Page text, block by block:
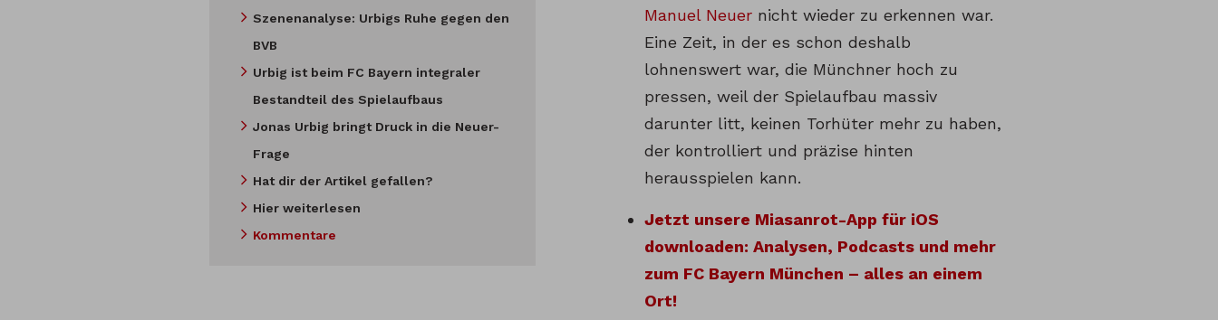
Szenenanalyse: Urbigs Ruhe gegen den
BVB
Urbig ist beim FC Bayern integraler
Bestandteil des Spielaufbaus
Jonas Urbig bringt Druck in die Neuer-
Frage
Hat dir der Artikel gefallen?
Hier weiterlesen
Kommentare
Manuel Neuer nicht wieder zu erkennen war.
Eine Zeit, in der es schon deshalb
lohnenswert war, die Münchner hoch zu
pressen, weil der Spielaufbau massiv
darunter litt, keinen Torhüter mehr zu haben,
der kontrolliert und präzise hinten
herausspielen kann.
Jetzt unsere Miasanrot-App für iOS
downloaden: Analysen, Podcasts und mehr
zum FC Bayern München – alles an einem
Ort!